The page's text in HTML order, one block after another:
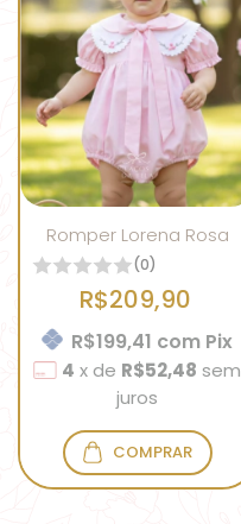
Romper Lorena Rosa
(0)
R$209,90
R$199,41 com Pix
4 x de R$52,48 sem
juros
COMPRAR